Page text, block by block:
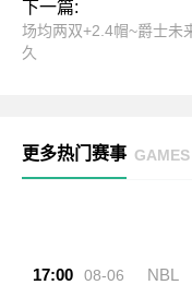
下一篇:
场均两双+2.4帽~爵士未
久
更多热门赛事
17:00 08-06 NBL